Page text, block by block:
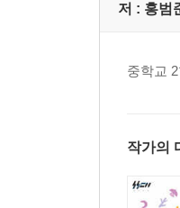
저 : 홍범
중학교
작가의